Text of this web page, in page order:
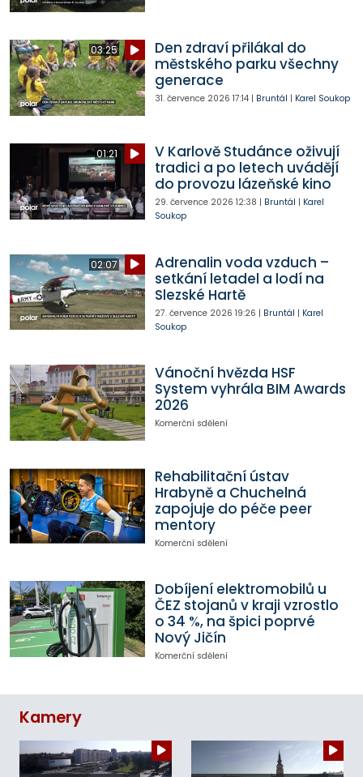
03:25
Den zdraví přilákal do
městského parku všechny
generace
31. července 2026 17:14| Bruntál | Karel Soukop
01:21
V Karlově Studánce oživují
tradici a po letech uvádějí
do provozu lázeňské kino
29. července 2026 12:38 | Bruntál | Karel
Soukop
02:07
Adrenalin voda vzduch –
setkání letadel a lodí na
Slezské Hartě
27. července 2026 19:26 | Bruntál | Karel
Soukop
Vánoční hvězda HSF
System vyhrála BIM Awards
2026
Komerční sdělení
Rehabilitační ústav
Hrabyně a Chuchelná
zapojuje do péče peer
mentory
Komerční sdělení
Dobíjení elektromobilů u
ČEZ stojanů v kraji vzrostlo
o 34 %, na špici poprvé
Nový Jičín
Komerční sdělení
Kamery